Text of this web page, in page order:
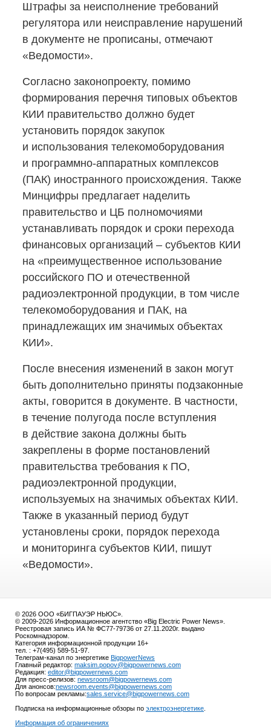
Штрафы за неисполнение требований
регулятора или неисправление нарушений
в документе не прописаны, отмечают
«Ведомости».
Согласно законопроекту, помимо
формирования перечня типовых объектов
КИИ правительство должно будет
установить порядок закупок
и использования телекомоборудования
и программно-аппаратных комплексов
(ПАК) иностранного происхождения. Также
Минцифры предлагает наделить
правительство и ЦБ полномочиями
устанавливать порядок и сроки перехода
финансовых организаций – субъектов КИИ
на «преимущественное использование
российского ПО и отечественной
радиоэлектронной продукции, в том числе
телекомоборудования и ПАК, на
принадлежащих им значимых объектах
КИИ».
После внесения изменений в закон могут
быть дополнительно приняты подзаконные
акты, говорится в документе. В частности,
в течение полугода после вступления
в действие закона должны быть
закреплены в форме постановлений
правительства требования к ПО,
радиоэлектронной продукции,
используемых на значимых объектах КИИ.
Также в указанный период будут
установлены сроки, порядок перехода
и мониторинга субъектов КИИ, пишут
«Ведомости».
© 2026 ООО «БИГПАУЭР НЬЮС».
© 2009-2026 Информационное агентство «Big Electric Power News».
Реестровая запись ИА № ФС77-79736 от 27.11.2020г. выдано
Роскомнадзором.
Категория информационной продукции 16+
тел. : +7(495) 589-51-97.
Телеграм-канал по энергетике BigpowerNews
Главный редактор: maksim.popov@bigpowernews.com
Редакция: editor@bigpowernews.com
Для пресс-релизов: newsroom@bigpowernews.com
Для анонсов:newsroom.events@bigpowernews.com
По вопросам рекламы:sales.service@bigpowernews.com
Подписка на информационные обзоры по электроэнергетике
Информация об ограничениях